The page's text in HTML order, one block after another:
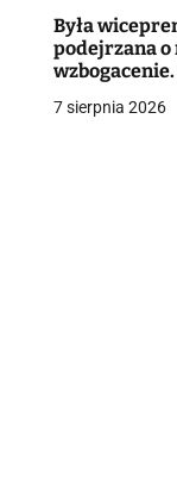
Była
podejrzana o
7 sierpnia 2026